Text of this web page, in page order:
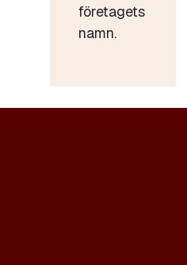
företagets
namn.